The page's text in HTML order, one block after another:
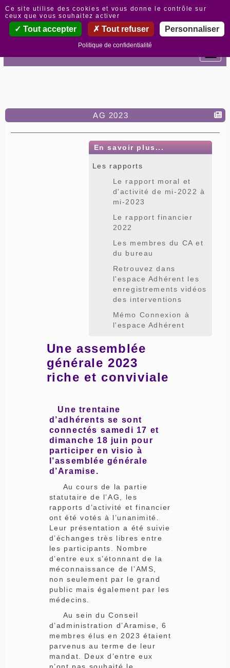
AG 2023
En savoir plus...
Les rapports
Le rapport moral et
d'activité de mi-2022 à
mi-2023
Le rapport financier
2022
Les membres du CA et
du bureau
Retrouvez dans
l'espace Adhérent les
enregistrements vidéos
des interventions
Mémo Connexion à
l'espace Adhérent
Une assemblée
générale 2023
riche et conviviale
Une trentaine
d’adhérents se sont
connectés samedi 17 et
dimanche 18 juin pour
participer en visio à
l’assemblée générale
d’Aramise.
Au cours de la partie
statutaire de l’AG, les
rapports d’activité et financier
ont été votés à l’unanimité.
Leur présentation a été suivie
d’échanges très libres entre
les participants. Nombre
d’entre eux s’étonnant de la
méconnaissance de l’AMS,
non seulement par le grand
public mais également par les
médecins.
Au sein du Conseil
d’administration d’Aramise, 6
membres élus en 2023 étaient
parvenus au terme de leur
mandat. Deux d’entre eux
n’ont pas souhaité le
Panneau de gestion des cookies
Ce site utilise des cookies et vous donne le contrôle sur
ceux que vous souhaitez activer
Tout accepter Tout refuser Personnaliser
Politique de confidentialité